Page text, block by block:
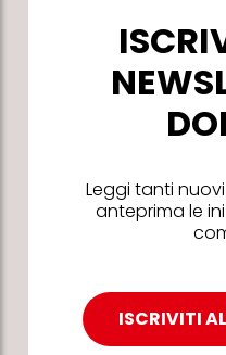
Leggi tanti
anteprima le
ISCRIVITI